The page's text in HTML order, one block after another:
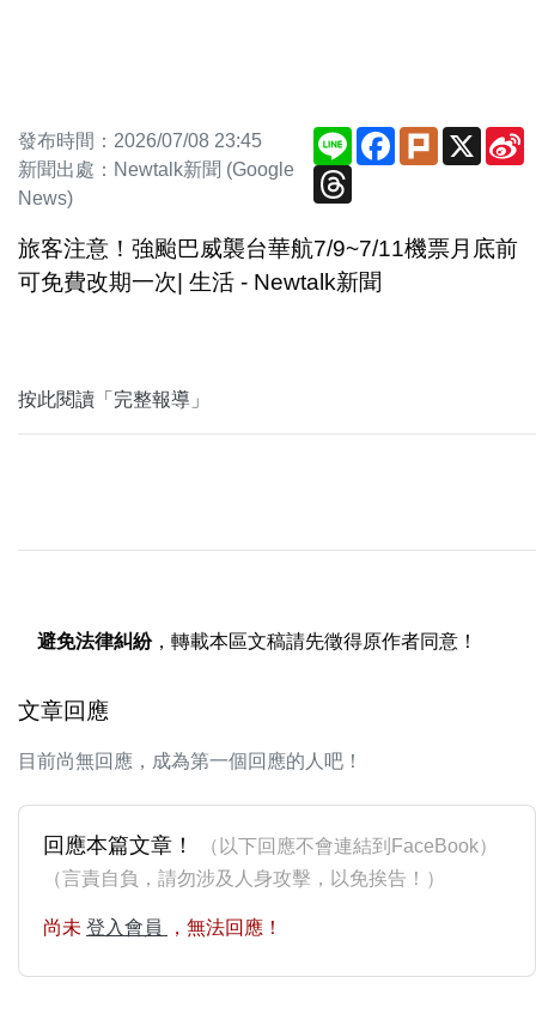
發布時間：2026/07/08 23:45
新聞出處：Newtalk新聞 (Google
News)
Line Facebook
PlurkX
Threads
旅客注意！強颱巴威襲台華航7/9~7/11機票月底前
可免費改期一次| 生活 - Newtalk新聞
按此閱讀「完整報導」
避免法律糾紛，轉載本區文稿請先徵得原作者同意！
文章回應
目前尚無回應，成為第一個回應的人吧！
回應本篇文章！
（以下回應不會連結到FaceBook）
（言責自負，請勿涉及人身攻擊，以免挨告！）
尚未 登入會員 ，無法回應！